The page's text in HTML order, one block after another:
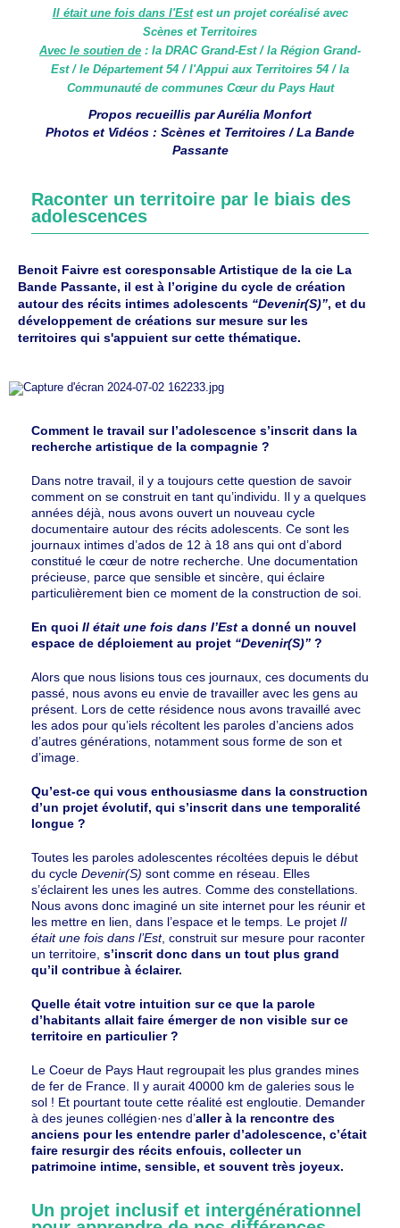
Il était une fois dans l'Estest un projet coréalisé avec
Scènes et Territoires
Avec le soutien de : la DRAC Grand-Est / la Région Grand-
Est / le Département 54 / l'Appui aux Territoires 54 / la
Communauté de communes Cœur du Pays Haut
Propos recueillis par Aurélia Monfort
Photos et Vidéos : Scènes et Territoires / La Bande
Passante
Raconter un territoire par le biais des
adolescences
Benoit Faivre est coresponsable Artistique de la cie La
Bande Passante, il est à l’origine du cycle de création
autour des récits intimes adolescents “Devenir(S)”, et du
développement de créations sur mesure sur les
territoires qui s'appuient sur cette thématique.
Comment le travail sur l’adolescence s’inscrit dans la
recherche artistique de la compagnie ?
Dans notre travail, il y a toujours cette question de savoir
comment on se construit en tant qu’individu. Il y a quelques
années déjà, nous avons ouvert un nouveau cycle
documentaire autour des récits adolescents. Ce sont les
journaux intimes d’ados de 12 à 18 ans qui ont d’abord
constitué le cœur de notre recherche. Une documentation
précieuse, parce que sensible et sincère, qui éclaire
particulièrement bien ce moment de la construction de soi.
En quoi Il était une fois dans l’Est a donné un nouvel
espace de déploiement au projet “Devenir(S)” ?
Alors que nous lisions tous ces journaux, ces documents du
passé, nous avons eu envie de travailler avec les gens au
présent. Lors de cette résidence nous avons travaillé avec
les ados pour qu’iels récoltent les paroles d’anciens ados
d’autres générations, notamment sous forme de son et
d’image.
Qu’est-ce qui vous enthousiasme dans la construction
d’un projet évolutif, qui s’inscrit dans une temporalité
longue ?
Toutes les paroles adolescentes récoltées depuis le début
du cycle Devenir(S) sont comme en réseau. Elles
s’éclairent les unes les autres. Comme des constellations.
Nous avons donc imaginé un site internet pour les réunir et
les mettre en lien, dans l’espace et le temps. Le projet Il
était une fois dans l’Est, construit sur mesure pour raconter
un territoire, s’inscrit donc dans un tout plus grand
qu’il contribue à éclairer.
Quelle était votre intuition sur ce que la parole
d’habitants allait faire émerger de non visible sur ce
territoire en particulier ?
Le Coeur de Pays Haut regroupait les plus grandes mines
de fer de France. Il y aurait 40000 km de galeries sous le
sol ! Et pourtant toute cette réalité est engloutie. Demander
à des jeunes collégien·nes d’aller à la rencontre des
anciens pour les entendre parler d’adolescence, c’était
faire resurgir des récits enfouis, collecter un
patrimoine intime, sensible, et souvent très joyeux.
Un projet inclusif et intergénérationnel